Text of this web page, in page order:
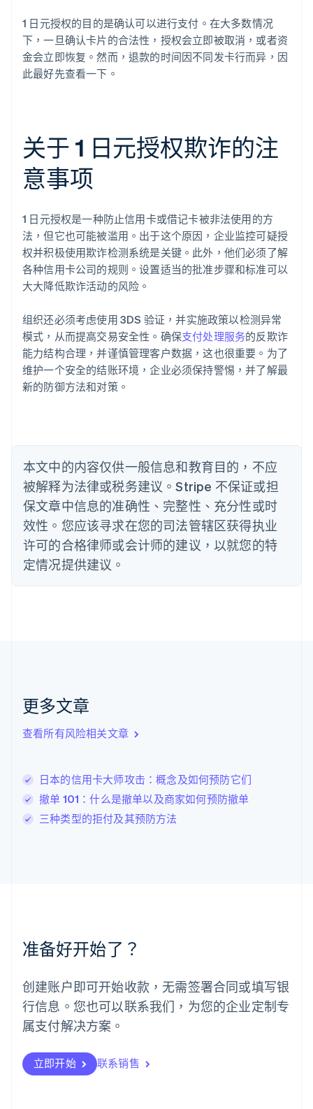
1 日元授权的目的是确认可以进行支付。在大多数情况
下，一旦确认卡片的合法性，授权会立即被取消，或者资
金会立即恢复。然而，退款的时间因不同发卡行而异，因
此最好先查看一下。
关于 1 日元授权欺诈的注
意事项
1 日元授权是一种防止信用卡或借记卡被非法使用的方
法，但它也可能被滥用。出于这个原因，企业监控可疑授
权并积极使用欺诈检测系统是关键。此外，他们必须了解
各种信用卡公司的规则。设置适当的批准步骤和标准可以
大大降低欺诈活动的风险。
组织还必须考虑使用 3DS 验证，并实施政策以检测异常
模式，从而提高交易安全性。确保支付处理服务的反欺诈
能力结构合理，并谨慎管理客户数据，这也很重要。为了
维护一个安全的结账环境，企业必须保持警惕，并了解最
新的防御方法和对策。
本文中的内容仅供一般信息和教育目的，不应
被解释为法律或税务建议。Stripe 不保证或担
保文章中信息的准确性、完整性、充分性或时
效性。您应该寻求在您的司法管辖区获得执业
许可的合格律师或会计师的建议，以就您的特
定情况提供建议。
更多文章
查看所有风险相关文章
日本的信用卡大师攻击：概念及如何预防它们
撤单 101：什么是撤单以及商家如何预防撤单
三种类型的拒付及其预防方法
准备好开始了？
创建账户即可开始收款，无需签署合同或填写银
行信息。您也可以联系我们，为您的企业定制专
属支付解决方案。
立即开始 联系销售
爱尔兰
English
爱沙尼亚
English
奥地利
DeutschEnglish
English
巴西
Português English
保加利亚
English
比利时
丹麦
English
德国
DeutschEnglish
法国
Français English
芬兰
English Svenska
荷兰
立陶宛
列支敦士登
FrançaisDeutsch English
罗马尼亚
English
马尔他
English
葡萄牙
日本
日本語English
瑞典
SvenskaEnglish
Deutsch FrançaisItaliano English
塞浦路斯